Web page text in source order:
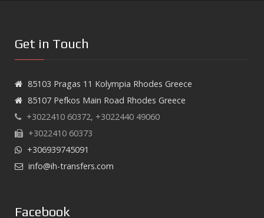
Get in Touch
85103 Pragas 11 Kolympia Rhodes Greece
85107 Pefkos Main Road Rhodes Greece
+3022410 60372, +3022440 49060
+3022410 60373
+306939745091
info@ih-transfers.com
Facebook